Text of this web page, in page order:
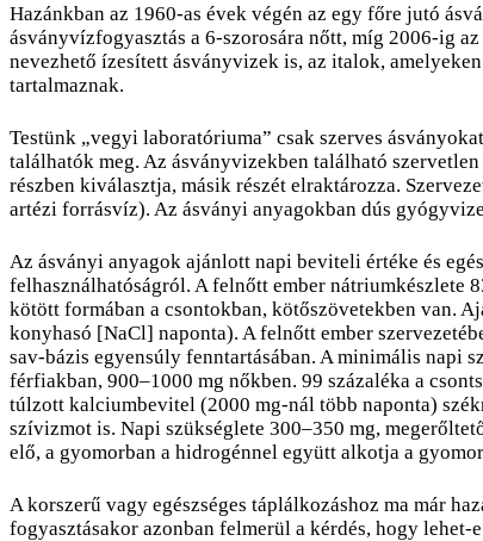
Hazánkban az 1960-as évek végén az egy főre jutó
ásványvízfogyasztás a 6-szorosára nőtt, míg 2006-ig
nevezhető ízesített ásványvizek is, az italok,
tartalmaznak.
Testünk „vegyi laboratóriuma” csak szerves
találhatók meg. Az ásványvizekben található
részben kiválasztja, másik részét elraktározza.
artézi forrásvíz). Az ásványi anyagokban dús
Az ásványi anyagok ajánlott napi beviteli értéke és
felhasználhatóságról. A felnőtt ember nátriumkészlete
kötött formában a csontokban, kötőszövetekben van.
konyhasó [NaCl] naponta). A felnőtt ember
sav-bázis egyensúly fenntartásában. A minimális napi
férfiakban, 900–1000 mg nőkben. 99 százaléka a
túlzott kalciumbevitel (2000 mg-nál több naponta)
szívizmot is. Napi szükséglete 300–350 mg,
elő, a gyomorban a hidrogénnel együtt alkotja a
A korszerű vagy egészséges táplálkozáshoz ma már
fogyasztásakor azonban felmerül a kérdés, hogy